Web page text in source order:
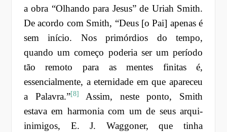
a obra “Olhando para Jesus” de Uriah Smith.
De acordo com Smith, “Deus [o Pai] apenas é
sem início. Nos primórdios do tempo,
quando um começo poderia ser um período
tão remoto para as mentes finitas é,
essencialmente, a eternidade em que apareceu
a Palavra.”[8]
Assim, neste ponto, Smith
estava em harmonia com um de seus arqui-
inimigos, E. J. Waggoner, que tinha